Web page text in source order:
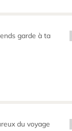
garde à ta
du voyage